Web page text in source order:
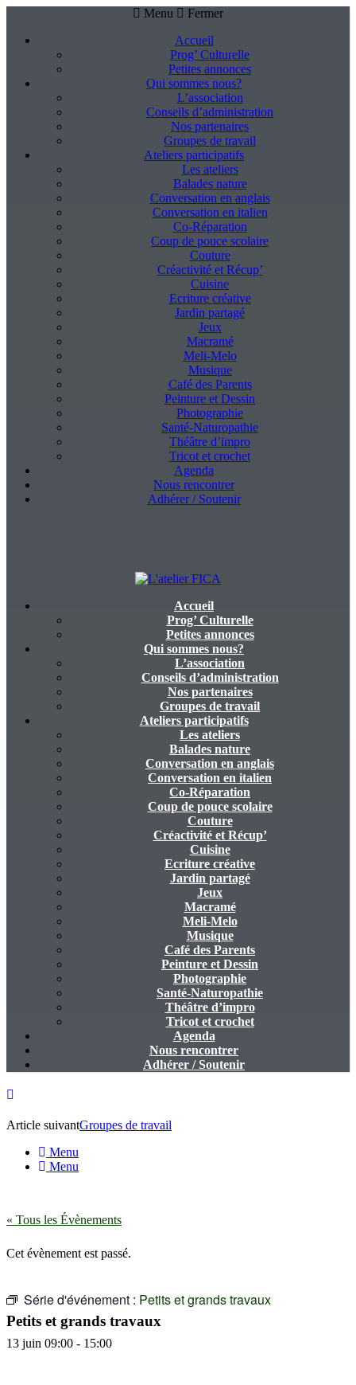
Menu
Fermer
Accueil
Prog’ Culturelle
Petites annonces
Qui sommes nous?
L’association
Conseils d’administration
Nos partenaires
Groupes de travail
Ateliers participatifs
Les ateliers
Balades nature
Conversation en anglais
Conversation en italien
Co-Réparation
Coup de pouce scolaire
Couture
Créactivité et Récup’
Cuisine
Ecriture créative
Jardin partagé
Jeux
Macramé
Meli-Melo
Musique
Café des Parents
Peinture et Dessin
Photographie
Santé-Naturopathie
Théâtre d’impro
Tricot et crochet
Agenda
Nous rencontrer
Adhérer / Soutenir
L'atelier FICA
Actions conviviales écologiques et solidaires sur le territoire de
Meximieux
Accueil
Prog’ Culturelle
Petites annonces
Qui sommes nous?
L’association
Conseils d’administration
Nos partenaires
Groupes de travail
Ateliers participatifs
Les ateliers
Balades nature
Conversation en anglais
Conversation en italien
Co-Réparation
Coup de pouce scolaire
Couture
Créactivité et Récup’
Cuisine
Ecriture créative
Jardin partagé
Jeux
Macramé
Meli-Melo
Musique
Café des Parents
Peinture et Dessin
Photographie
Santé-Naturopathie
Théâtre d’impro
Tricot et crochet
Agenda
Nous rencontrer
Adhérer / Soutenir
Article suivantGroupes de travail
Menu
Menu
« Tous les Évènements
Cet évènement est passé.
Série d'événement : Petits et grands travaux
Petits et grands travaux
13 juin 09:00 - 15:00